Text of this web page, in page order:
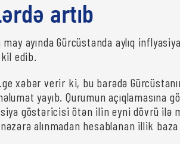
artıb
may ayında Gürcüstanda aylıq
edib.
xəbər verir ki, bu barədə
yayıb. Qurumun açıqlamasına
göstəricisi ötən ilin eyni dövrü ilə
alınmadan hesablanan illik